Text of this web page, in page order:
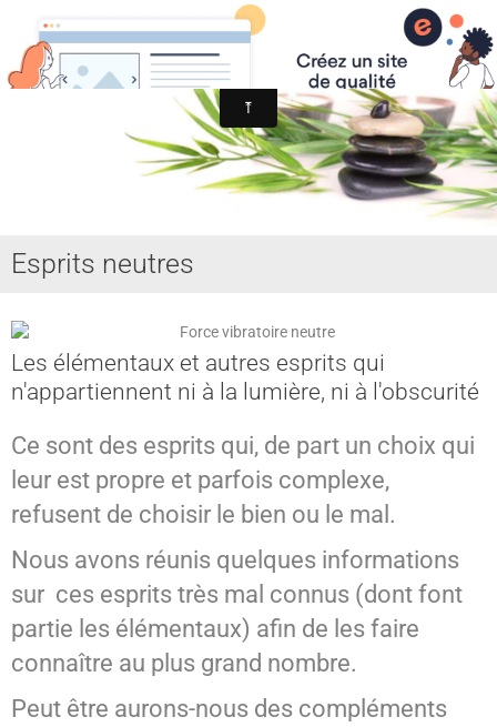
MYST SPIRITISME et ASTRAL
MEDIUMNITE
ASTRAL, SPHERES, TERRE
REINCARNATION
CHAKRA - CORPS SUBTILS
GUERISSEURS - MAGNETISME
VOYANCE - DIVINATION
MAGIE
Esprits neutres
Les élémentaux et autres esprits qui
n'appartiennent ni à la lumière, ni à l'obscurité
Ce sont des esprits qui, de part un choix qui
leur est propre et parfois complexe,
refusent de choisir le bien ou le mal.
Nous avons réunis quelques informations
sur ces esprits très mal connus (dont font
partie les élémentaux) afin de les faire
connaître au plus grand nombre.
Peut être aurons-nous des compléments